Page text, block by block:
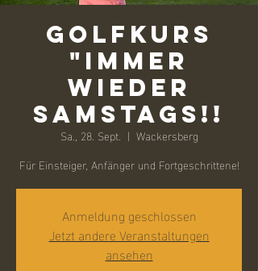
Golfkurs
"Immer
wieder
samstags!!
Sa., 28. Sept.
  |
Wackersberg
Für Einsteiger, Anfänger und Fortgeschrittene!
Anmeldung geschlossen
Jetzt andere Veranstaltungen
ansehen